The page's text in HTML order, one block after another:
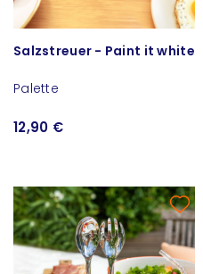
Salzstreuer - Paint it white
Palette
12,90 €